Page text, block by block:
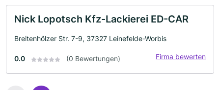
Nick Lopotsch Kfz-Lackierei ED-CAR
Breitenhölzer Str. 7-9, 37327 Leinefelde-Worbis
0.0 (0 Bewertungen) Firma bewerten